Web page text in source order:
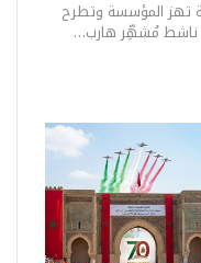
تهز المؤسسة وتطرح
ناشط مُشهِّر هارب…